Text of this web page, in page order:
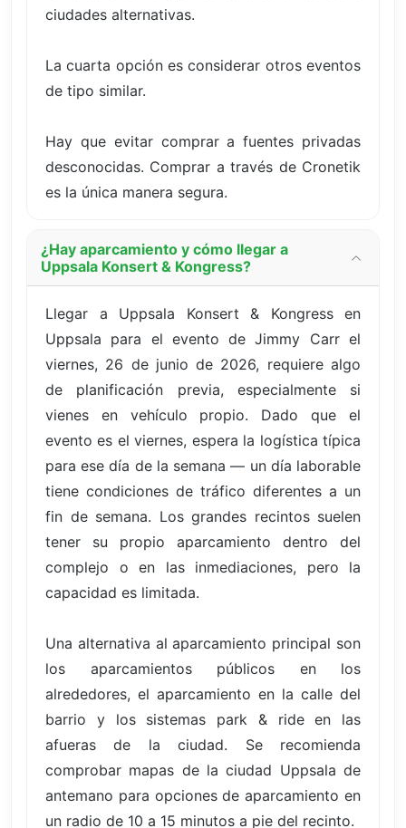
ciudades alternativas.
La cuarta opción es considerar otros eventos
de tipo similar.
Hay que evitar comprar a fuentes privadas
desconocidas. Comprar a través de Cronetik
es la única manera segura.
¿Hay aparcamiento y cómo llegar a
Uppsala Konsert & Kongress?
Llegar a Uppsala Konsert & Kongress en
Uppsala para el evento de Jimmy Carr el
viernes, 26 de junio de 2026, requiere algo
de planificación previa, especialmente si
vienes en vehículo propio. Dado que el
evento es el viernes, espera la logística típica
para ese día de la semana — un día laborable
tiene condiciones de tráfico diferentes a un
fin de semana. Los grandes recintos suelen
tener su propio aparcamiento dentro del
complejo o en las inmediaciones, pero la
capacidad es limitada.
Una alternativa al aparcamiento principal son
los aparcamientos públicos en los
alrededores, el aparcamiento en la calle del
barrio y los sistemas park & ride en las
afueras de la ciudad. Se recomienda
comprobar mapas de la ciudad Uppsala de
antemano para opciones de aparcamiento en
un radio de 10 a 15 minutos a pie del recinto.